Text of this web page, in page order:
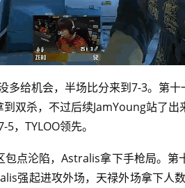
多给机会，半场比分来到7-3。第
双杀，不过后续JamYoung站了
，TYLOO领先。
点沦陷，Astralis拿下手枪局。第
强起进攻外场，天禄外场拿下人